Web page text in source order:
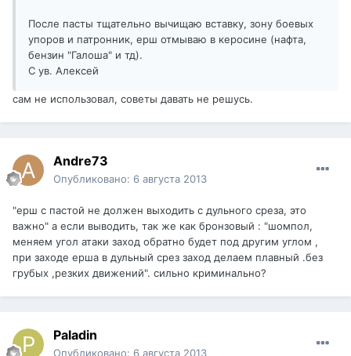
После пасты тщательно вычищаю вставку, зону боевых
упоров и патронник, ерш отмываю в керосине (нафта,
бензин "Галоша" и тд).
С ув. Алексей
сам не использовал, советы давать не решусь.
Andre73
Опубликовано: 6 августа 2013
"ерш с пастой не должен выходить с дульного среза, это
важно" а если выводить, так же как бронзовый : "шомпол,
меняем угол атаки заход обратно будет под другим углом ,
при заходе ерша в дульный срез заход делаем плавный .без
грубых ,резких движений". сильно криминально?
Paladin
Опубликовано: 6 августа 2013